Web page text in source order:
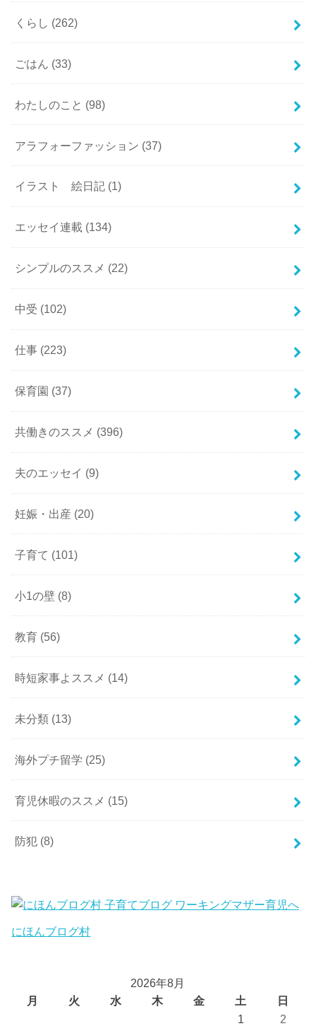
くらし (262)
ごはん (33)
わたしのこと (98)
アラフォーファッション (37)
イラスト 絵日記 (1)
エッセイ連載 (134)
シンプルのススメ (22)
中受 (102)
仕事 (223)
保育園 (37)
共働きのススメ (396)
夫のエッセイ (9)
妊娠・出産 (20)
子育て (101)
小1の壁 (8)
教育 (56)
時短家事よススメ (14)
未分類 (13)
海外プチ留学 (25)
育児休暇のススメ (15)
防犯 (8)
にほんブログ村
2026年8月
月
火 水 木 金 土
日
1
2